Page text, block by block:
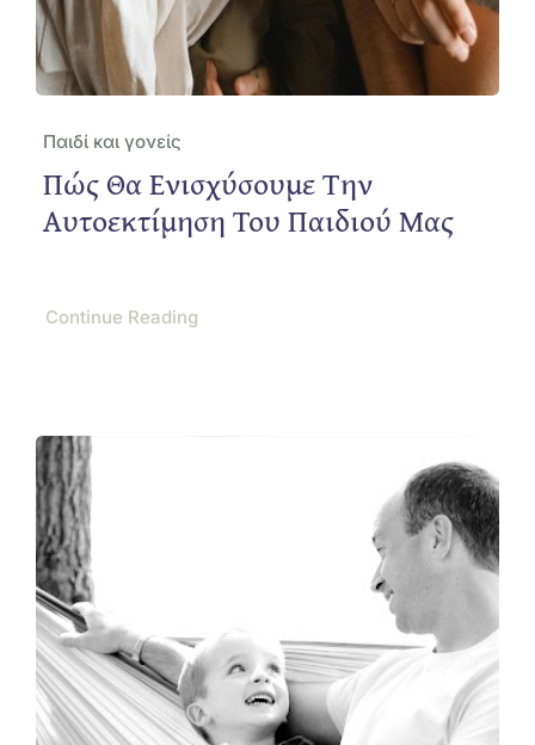
Παιδί και γονείς
Πώς Θα Ενισχύσουμε Την
Αυτοεκτίμηση Του Παιδιού Μας
Continue Reading